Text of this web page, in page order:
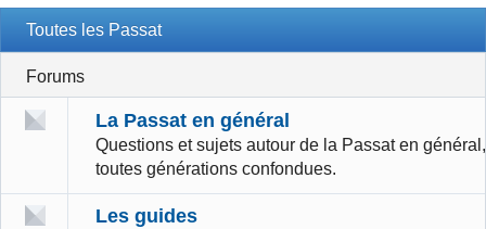
Toutes les Passat
Forums
La Passat en général
Questions et sujets autour de la Passat en général,
toutes générations confondues.
Les guides